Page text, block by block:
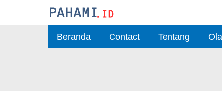
Beranda Contact Tentang